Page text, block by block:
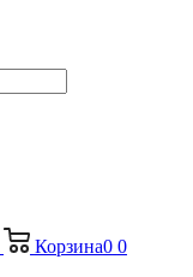
Корзина0 0